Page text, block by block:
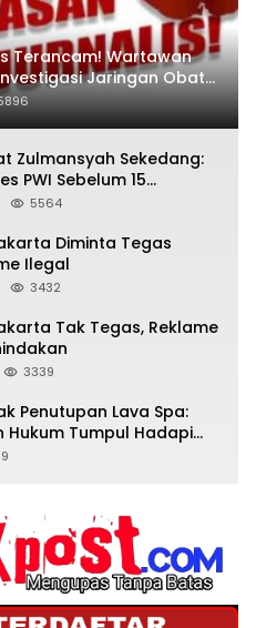
Terancam! Wartawan
Jaringan Obat
Zulmansyah Sekedang:
PWI Sebelum 15
5564
Diminta Tegas
Ilegal
3432
Tak Tegas, Reklame
3339
Penutupan Lava Spa:
Hukum Tumpul Hadapi